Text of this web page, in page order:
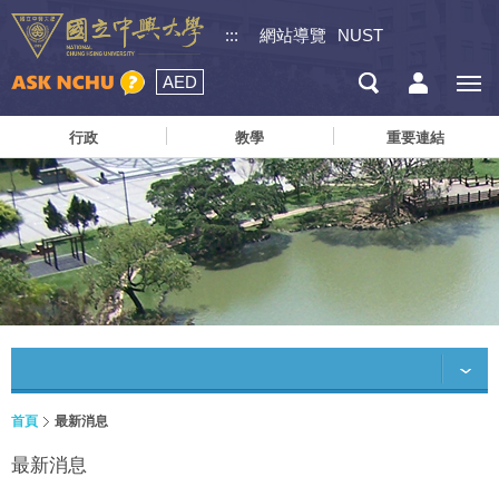
::: 網站導覽 NUST
AED
行政 教學 重要連結
首頁 最新消息
最新消息